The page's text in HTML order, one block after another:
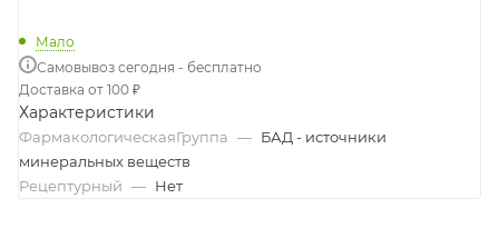
Мало
Самовывоз сегодня - бесплатно
Доставка от 100 ₽
Характеристики
ФармакологическаяГруппа — БАД - источники
минеральных веществ
Рецептурный — Нет